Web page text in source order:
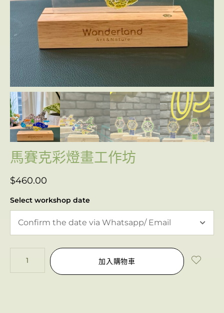
馬賽克彩燈畫工作坊
$460.00
Select workshop date
加入購物車